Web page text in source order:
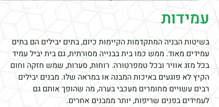
עמידות
בשיטות הבניה המתקדמות הקיימות כיום, בתים יבילים הם בתים
עמידים מאוד. ממש כמו בית בבנייה מסורתית, גם בית יביל עמיד
בכל מזג אוויר ובכל טמפרטורה. רוחות, סערות, שמש חזקה וחום
הקיץ לא פוגעים באיכות המבנה או במראה שלו. מבנים יבילים
רבים עשויים מחומרים מעכבי בערה, מה שהופך אותם גם
לעמידים בפנים שריפות, יותר ממבנים אחרים.